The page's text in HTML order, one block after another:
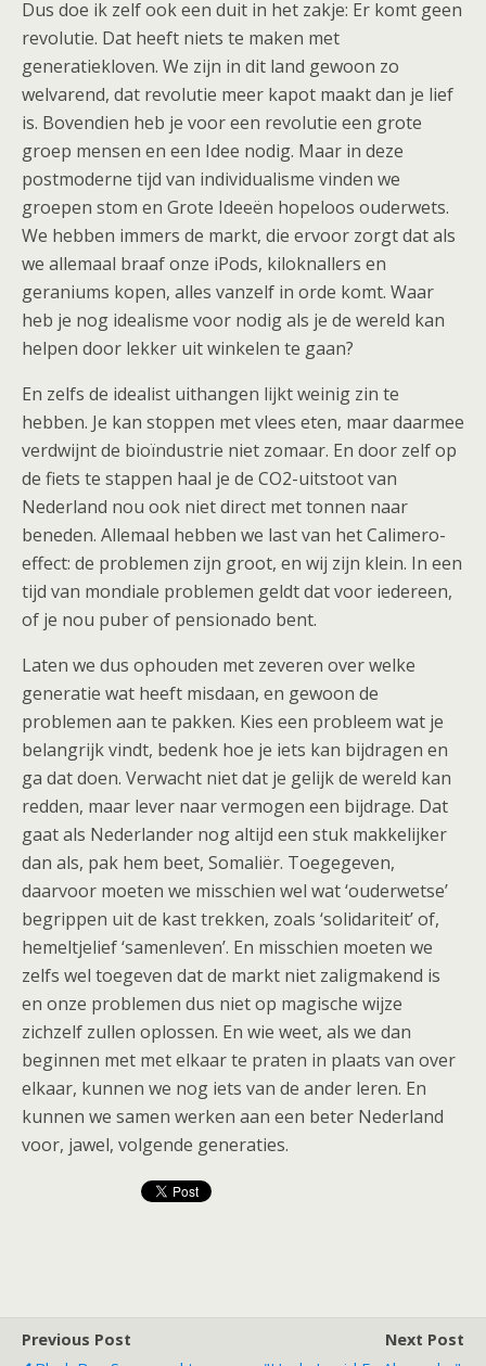
Dus doe ik zelf ook een duit in het zakje: Er komt geen
revolutie. Dat heeft niets te maken met
generatiekloven. We zijn in dit land gewoon zo
welvarend, dat revolutie meer kapot maakt dan je lief
is. Bovendien heb je voor een revolutie een grote
groep mensen en een Idee nodig. Maar in deze
postmoderne tijd van individualisme vinden we
groepen stom en Grote Ideeën hopeloos ouderwets.
We hebben immers de markt, die ervoor zorgt dat als
we allemaal braaf onze iPods, kiloknallers en
geraniums kopen, alles vanzelf in orde komt. Waar
heb je nog idealisme voor nodig als je de wereld kan
helpen door lekker uit winkelen te gaan?
En zelfs de idealist uithangen lijkt weinig zin te
hebben. Je kan stoppen met vlees eten, maar daarmee
verdwijnt de bioïndustrie niet zomaar. En door zelf op
de fiets te stappen haal je de CO2-uitstoot van
Nederland nou ook niet direct met tonnen naar
beneden. Allemaal hebben we last van het Calimero-
effect: de problemen zijn groot, en wij zijn klein. In een
tijd van mondiale problemen geldt dat voor iedereen,
of je nou puber of pensionado bent.
Laten we dus ophouden met zeveren over welke
generatie wat heeft misdaan, en gewoon de
problemen aan te pakken. Kies een probleem wat je
belangrijk vindt, bedenk hoe je iets kan bijdragen en
ga dat doen. Verwacht niet dat je gelijk de wereld kan
redden, maar lever naar vermogen een bijdrage. Dat
gaat als Nederlander nog altijd een stuk makkelijker
dan als, pak hem beet, Somaliër. Toegegeven,
daarvoor moeten we misschien wel wat ‘ouderwetse’
begrippen uit de kast trekken, zoals ‘solidariteit’ of,
hemeltjelief ‘samenleven’. En misschien moeten we
zelfs wel toegeven dat de markt niet zaligmakend is
en onze problemen dus niet op magische wijze
zichzelf zullen oplossen. En wie weet, als we dan
beginnen met met elkaar te praten in plaats van over
elkaar, kunnen we nog iets van de ander leren. En
kunnen we samen werken aan een beter Nederland
voor, jawel, volgende generaties.
Previous Post
Next Post